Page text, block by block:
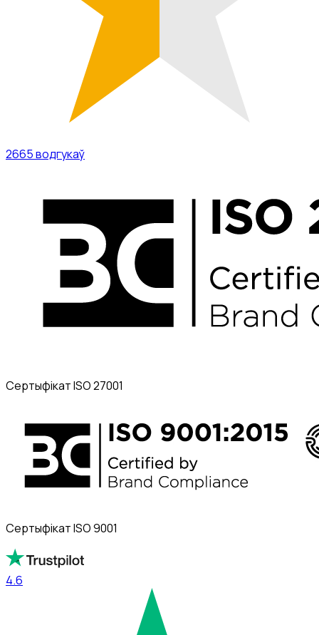
2665водгукаў
Сертыфікат ISO 27001
Сертыфікат ISO 9001
4.6